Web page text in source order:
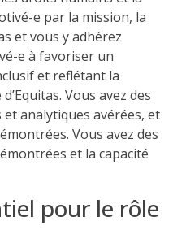
e par la mission, la
et vous y adhérez
e à favoriser un
et reflétant la
Vous avez des
analytiques avérées, et
Vous avez des
et la capacité
pour le rôle